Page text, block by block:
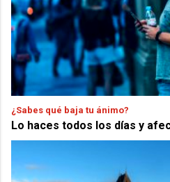
¿Sabes qué baja tu ánimo?
Lo haces todos los días y